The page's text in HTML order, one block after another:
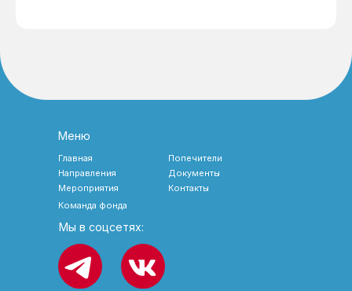
Мы в соцсетях:
Меню
Главная
Направления
Мероприятия
Документы
Попечители
Контакты
Команда фонда